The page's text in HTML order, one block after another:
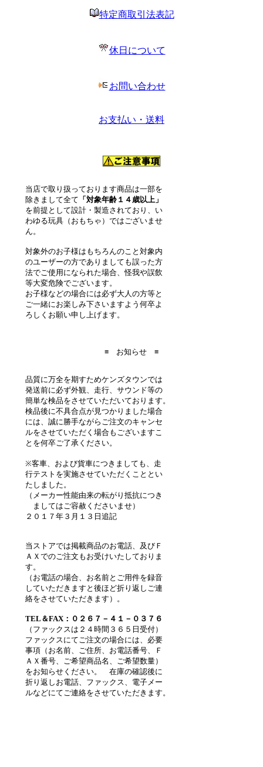
特定商取引法表記
休日について
お問い合わせ
お支払い・送料
当店で取り扱っております商品は一部を
除きまして全て 「対象年齢１４歳以上」
を前提として設計・製造されており、い
わゆる玩具（おもちゃ）ではございませ
ん。
対象外のお子様はもちろんのこと対象内
のユーザーの方でありましても誤った方
法でご使用になられた場合、怪我や誤飲
等大変危険でございます。
お子様などの場合には必ず大人の方等と
ご一緒にお楽しみ下さいますよう何卒よ
ろしくお願い申し上げます。
≡ お知らせ ≡
品質に万全を期すためケンズタウンでは
発送前に必ず外観、走行、サウンド等の
簡単な検品をさせていただいております。
検品後に不具合点が見つかりました場合
には、誠に勝手ながらご注文のキャンセ
ルをさせていただく場合もございますこ
とを何卒ご了承ください。
※客車、および貨車につきましても、走
行テストを実施させていただくこととい
たしました。
（メーカー性能由来の転がり抵抗につき
ましてはご容赦くださいませ）
２０１７年３月１３日追記
当ストアでは掲載商品のお電話、及びＦ
ＡＸでのご注文もお受けいたしておりま
す。
（お電話の場合、お名前とご用件を録音
していただきますと後ほど折り返しご連
絡をさせていただきます）。
TEL＆FAX：０２６７－４１－０３７６
（ファックスは２４時間３６５日受付）
ファックスにてご注文の場合には、必要
事項（お名前、ご住所、お電話番号、Ｆ
ＡＸ番号、ご希望商品名、ご希望数量）
をお知らせください。 在庫の確認後に
折り返しお電話、ファックス、電子メー
ルなどにてご連絡をさせていただきます。